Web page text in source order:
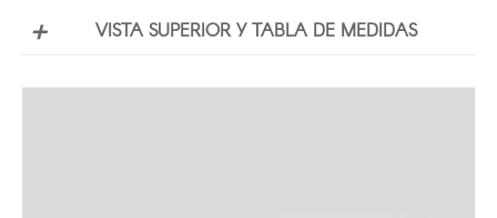
VISTA SUPERIOR Y TABLA DE MEDIDAS